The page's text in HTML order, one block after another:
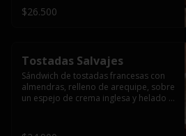
$26.500
Tostadas Salvajes
Sándwich de tostadas francesas con
almendras, relleno de arequipe, sobre
un espejo de crema inglesa y helado